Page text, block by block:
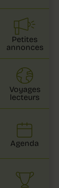
Petites
annonces
Voyages
lecteurs
Agenda